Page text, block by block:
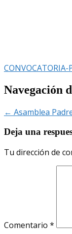
Navegación
← Asamblea
Deja una
Tu dirección de
Comentario *